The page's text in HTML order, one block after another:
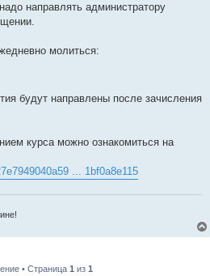
направлять администратору
молиться:
будут направлены после зачисления
курса можно ознакомиться на
... 1bf0a8e115
• Страница 1 из 1